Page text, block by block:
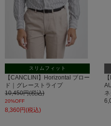
スリムフィット
【CANCLINI】Horizontal ブロー
ド｜グレーストライプ
10,450円(税込)
20%OFF
8,360円(税込)